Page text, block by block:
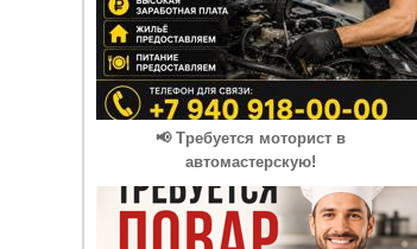
📢 Требуется моторист в
автомастерскую!